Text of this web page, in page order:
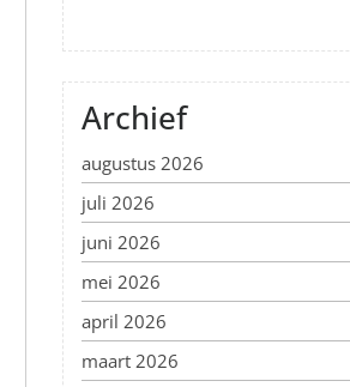
Archief
augustus 2026
juli 2026
juni 2026
mei 2026
april 2026
maart 2026